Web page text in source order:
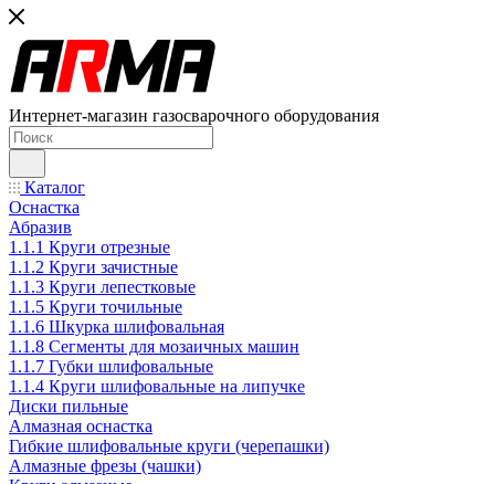
Интернет-магазин газосварочного оборудования
Каталог
Оснастка
Абразив
1.1.1 Круги отрезные
1.1.2 Круги зачистные
1.1.3 Круги лепестковые
1.1.5 Круги точильные
1.1.6 Шкурка шлифовальная
1.1.8 Сегменты для мозаичных машин
1.1.7 Губки шлифовальные
1.1.4 Круги шлифовальные на липучке
Диски пильные
Алмазная оснастка
Гибкие шлифовальные круги (черепашки)
Алмазные фрезы (чашки)